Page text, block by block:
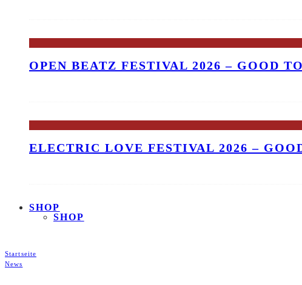
OPEN BEATZ FESTIVAL 2026 – GOOD
ELECTRIC LOVE FESTIVAL 2026 –
SHOP
SHOP
Startseite
News